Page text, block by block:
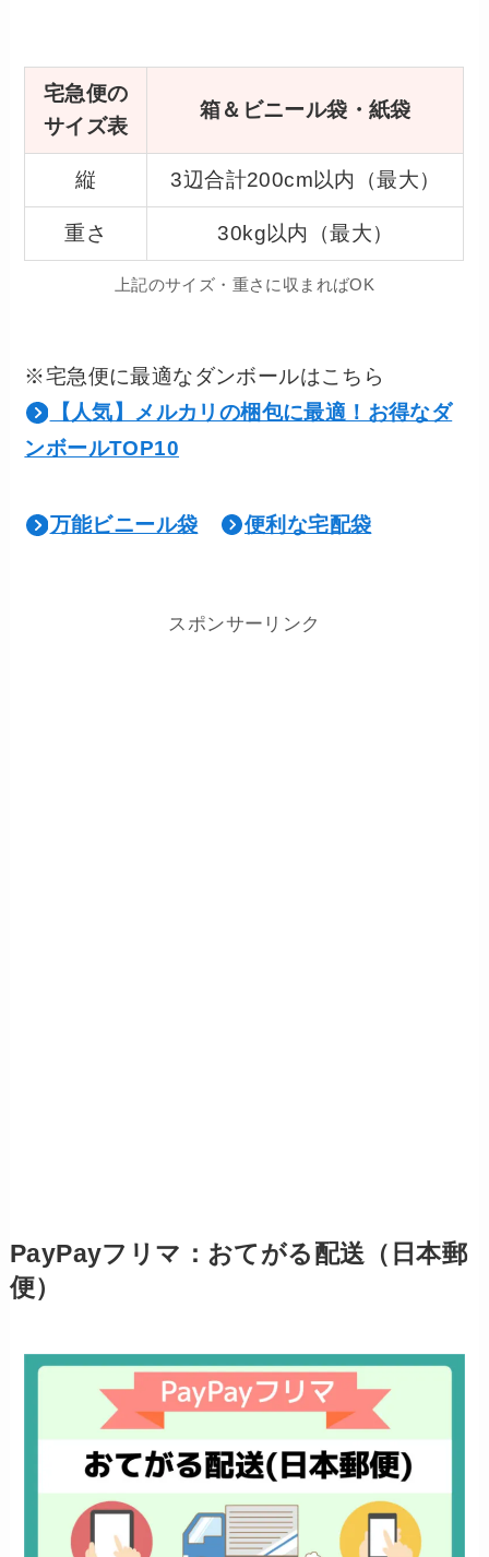
宅急便の
サイズ表
箱＆ビニール袋・紙袋
縦 3辺合計200cm以内（最大）
重さ 30kg以内（最大）
上記のサイズ・重さに収まればOK
※宅急便に最適なダンボールはこちら
【人気】メルカリの梱包に最適！お得なダ
ンボールTOP10
万能ビニール袋 便利な宅配袋
スポンサーリンク
PayPayフリマ：おてがる配送（日本郵
便）